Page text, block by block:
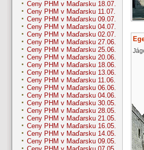
Ceny PHM v Maďarsku 18.07.
Ceny PHM v Maďarsku 11.07.
Ceny PHM v Maďarsku 09.07.
Ceny PHM v Maďarsku 04.07.
Ceny PHM v Maďarsku 02.07.
Ceny PHM v Maďarsku 27.06.
Ceny PHM v Maďarsku 25.06.
Ceny PHM v Maďarsku 20.06.
Ceny PHM v Maďarsku 18.06.
Ceny PHM v Maďarsku 13.06.
Ceny PHM v Maďarsku 11.06.
Ceny PHM v Maďarsku 06.06.
Ceny PHM v Maďarsku 04.06.
Ceny PHM v Maďarsku 30.05.
Ceny PHM v Maďarsku 28.05.
Ceny PHM v Maďarsku 21.05.
Ceny PHM v Maďarsku 16.05.
Ceny PHM v Maďarsku 14.05.
Ceny PHM v Maďarsku 09.05.